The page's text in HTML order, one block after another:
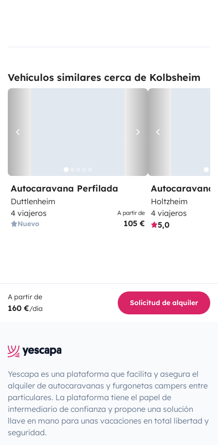
Vehículos similares cerca de Kolbsheim
Autocaravana Perfilada
Duttlenheim
4 viajeros
Nuevo
A partir de
105 €
Autocaravana
Holtzheim
4 viajeros
5,0
A partir de
160 €/día
Solicitud de alquiler
Yescapa es una plataforma que facilita y asegura el
alquiler de autocaravanas y furgonetas campers entre
particulares. La plataforma tiene el papel de
intermediario de confianza y propone una solución
llave en mano para unas vacaciones en total libertad y
seguridad.